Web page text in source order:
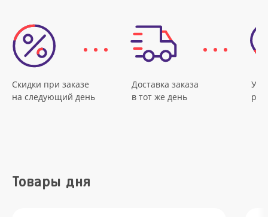
Скидки при заказе
на следующий день
Доставка заказа
в тот же день
Товары дня